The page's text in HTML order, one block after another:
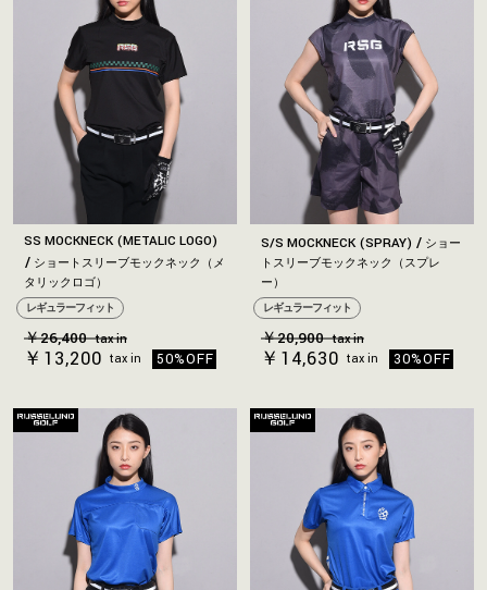
SS MOCKNECK (METALIC LOGO)
ショートスリーブモックネック（メ
タリックロゴ）
レギュラーフィット
￥26,400 tax in
￥13,200 tax in 50%OFF
S/S MOCKNECK (SPRAY)
ショー
トスリーブモックネック（スプレ
ー）
レギュラーフィット
￥20,900 tax in
￥14,630 tax in 30%OFF